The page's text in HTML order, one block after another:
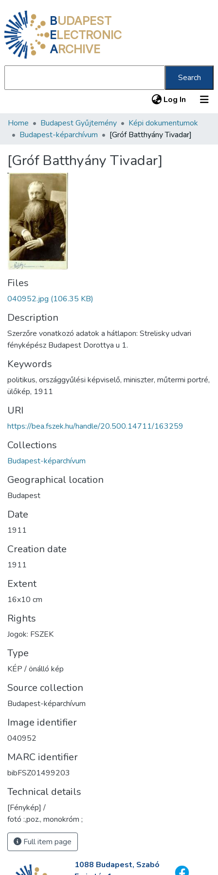
BUDAPEST
ELECTRONIC
ARCHIVE
Search
Log In (current)
Communities & Collections
Statistics
About us
Home Budapest Gyűjtemény
Képi dokumentumok
Budapest-képarchívum
[Gróf Batthyány Tivadar]
[Gróf Batthyány Tivadar]
Files
040952.jpg (106.35 KB)
Description
Szerzőre vonatkozó adatok a hátlapon: Strelisky udvari
fényképész Budapest Dorottya u 1.
Keywords
politikus, országgyűlési képviselő, miniszter, műtermi portré,
ülőkép, 1911
URI
https://bea.fszek.hu/handle/20.500.14711/163259
Collections
Budapest-képarchívum
Geographical location
Budapest
Date
1911
Creation date
1911
Extent
16x10 cm
Rights
Jogok: FSZEK
Type
KÉP / önálló kép
Source collection
Budapest-képarchívum
Image identifier
040952
MARC identifier
bibFSZ01499203
Technical details
[Fénykép] /
fotó :,poz., monokróm ;
Full item page
1088 Budapest, Szabó